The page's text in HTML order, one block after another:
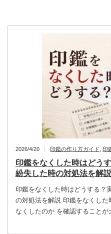
2026/4/20 印鑑の作り方ガイド 印
印鑑をなくした時はどう
紛失した時の対処法を解説
印鑑をなくした時はどうする？
の対処法を解説 印鑑をなくし
なくしたのか を確認することが